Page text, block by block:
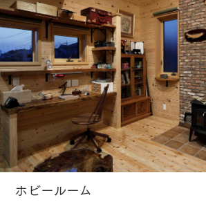
ホビールーム